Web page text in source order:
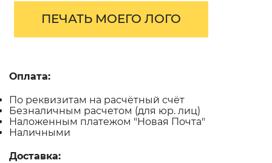
ПЕЧАТЬ МОЕГО ЛОГО
Оплата:
По реквизитам на расчётный счёт
Безналичным расчетом (для юр. лиц)
Наложенным платежом "Новая Почта"
Наличными
Доставка: